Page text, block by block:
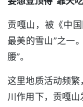
贡嘎山，被《中
最美的雪山”之一
腰”。
这里地质活动频
川作用下，贡嘎